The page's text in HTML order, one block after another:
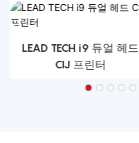
LEAD TECH i9 듀얼 헤드
CIJ 프린터